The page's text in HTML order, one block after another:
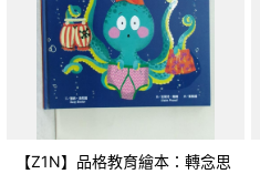
【Z1N】品格教育繪本：轉念思